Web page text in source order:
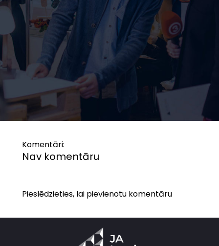
Komentāri:
Nav komentāru
Pieslēdzieties, lai pievienotu komentāru